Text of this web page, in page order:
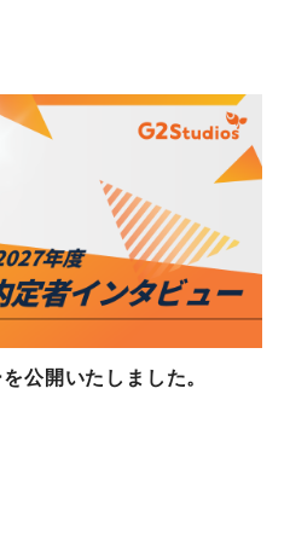
公開いたしました。